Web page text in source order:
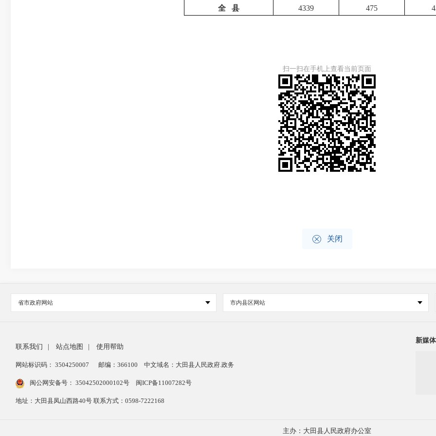
全 县 4339 475
扫一扫在手机上查看当前页面
 关闭
省市政府网站 市内县区网站
联系我们 站点地图 使用帮助
网站标识码： 3504250007 邮编：366100 中文域名：大田县人民政府.政务
闽公网安备号： 35042502000102号 闽ICP备11007282号
地址：大田县凤山西路40号 联系方式：0598-7222168
新媒
主办：大田县人民政府办公室